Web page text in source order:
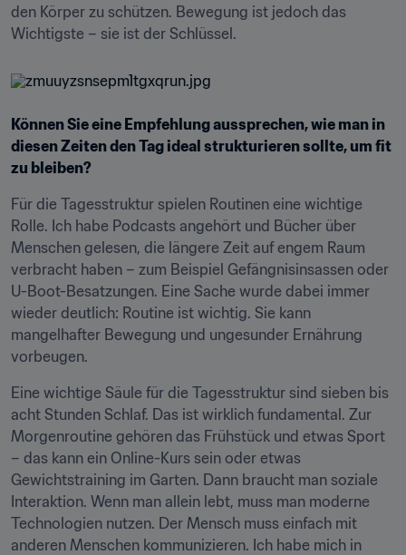
den Körper zu schützen. Bewegung ist jedoch das
Wichtigste – sie ist der Schlüssel.
Können Sie eine Empfehlung aussprechen, wie man in
diesen Zeiten den Tag ideal strukturieren sollte, um fit
zu bleiben?
Für die Tagesstruktur spielen Routinen eine wichtige
Rolle. Ich habe Podcasts angehört und Bücher über
Menschen gelesen, die längere Zeit auf engem Raum
verbracht haben – zum Beispiel Gefängnisinsassen oder
U-Boot-Besatzungen. Eine Sache wurde dabei immer
wieder deutlich: Routine ist wichtig. Sie kann
mangelhafter Bewegung und ungesunder Ernährung
vorbeugen.
Eine wichtige Säule für die Tagesstruktur sind sieben bis
acht Stunden Schlaf. Das ist wirklich fundamental. Zur
Morgenroutine gehören das Frühstück und etwas Sport
– das kann ein Online-Kurs sein oder etwas
Gewichtstraining im Garten. Dann braucht man soziale
Interaktion. Wenn man allein lebt, muss man moderne
Technologien nutzen. Der Mensch muss einfach mit
anderen Menschen kommunizieren. Ich habe mich in